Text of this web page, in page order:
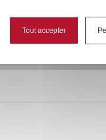
Tout accepter